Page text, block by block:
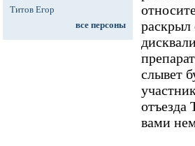
Титов Егор
все персоны
раскрыл
слывет
отъезда
вами